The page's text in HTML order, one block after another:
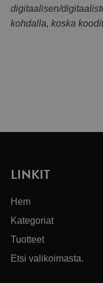
digitaalisen/
kohdalla, koska
LINKIT
Hem
Kategoriat
Tuotteet
Etsi valikoimasta.